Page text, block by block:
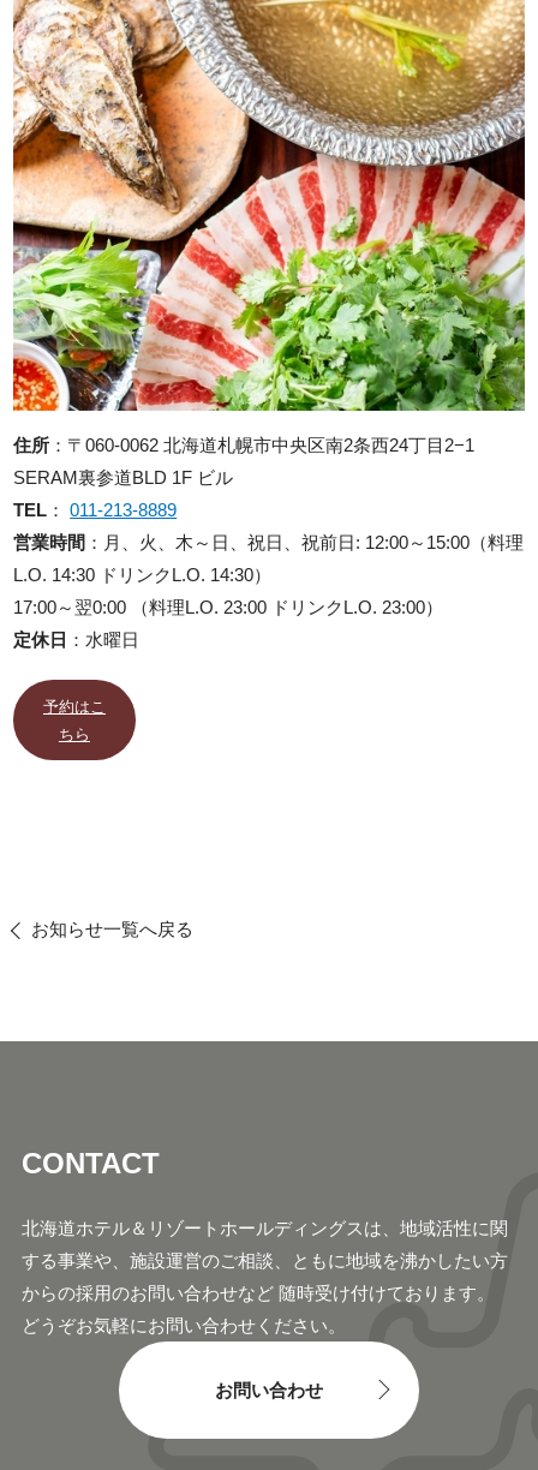
住所 ：〒060-0062 北海道札幌市中央区南2条西24丁目2−1
SERAM裏参道BLD 1F ビル
TEL ：
011-213-8889
営業時間 ：月、火、木～日、祝日、祝前日: 12:00～15:00（料理
L.O. 14:30 ドリンクL.O. 14:30）
17:00～翌0:00 （料理L.O. 23:00 ドリンクL.O. 23:00）
定休日 ：水曜日
予約はこ
ちら
お知らせ一覧へ戻る
CONTACT
北海道ホテル＆リゾートホールディングスは、地域活性に関
する事業や、施設運営のご相談、ともに地域を沸かしたい方
からの採用のお問い合わせなど 随時受け付けております。
どうぞお気軽にお問い合わせください。
お問い合わせ